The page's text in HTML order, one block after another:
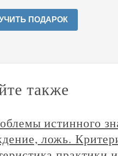
ПОДАРОК
также
истинного
ложь.